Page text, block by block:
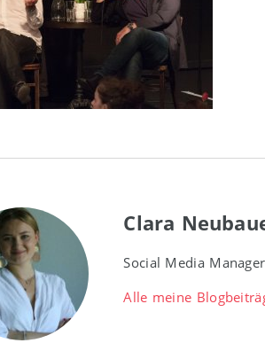
Clara
Social Media
Alle meine